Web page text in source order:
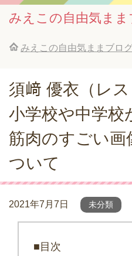
みえこの自由気ま
みえこの自由気ままブロ
須﨑 優衣（レ
小学校や中学校
筋肉のすごい画
ついて
2021年7月7日 未分類
■目次